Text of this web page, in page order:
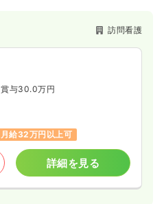
訪問看護
賞与30.0万円
月給32万円以上可
詳細を見る